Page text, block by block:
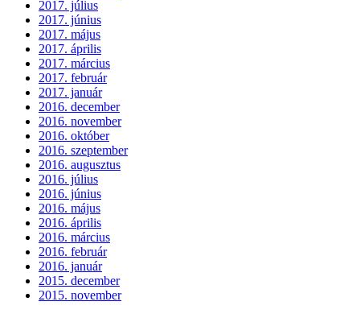
2017. július
2017. június
2017. május
2017. április
2017. március
2017. február
2017. január
2016. december
2016. november
2016. október
2016. szeptember
2016. augusztus
2016. július
2016. június
2016. május
2016. április
2016. március
2016. február
2016. január
2015. december
2015. november